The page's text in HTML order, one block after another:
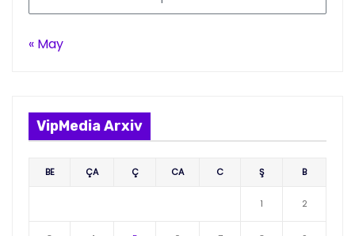
« May
VipMedia Arxiv
BE ÇA Ç CA C Ş B
1 2